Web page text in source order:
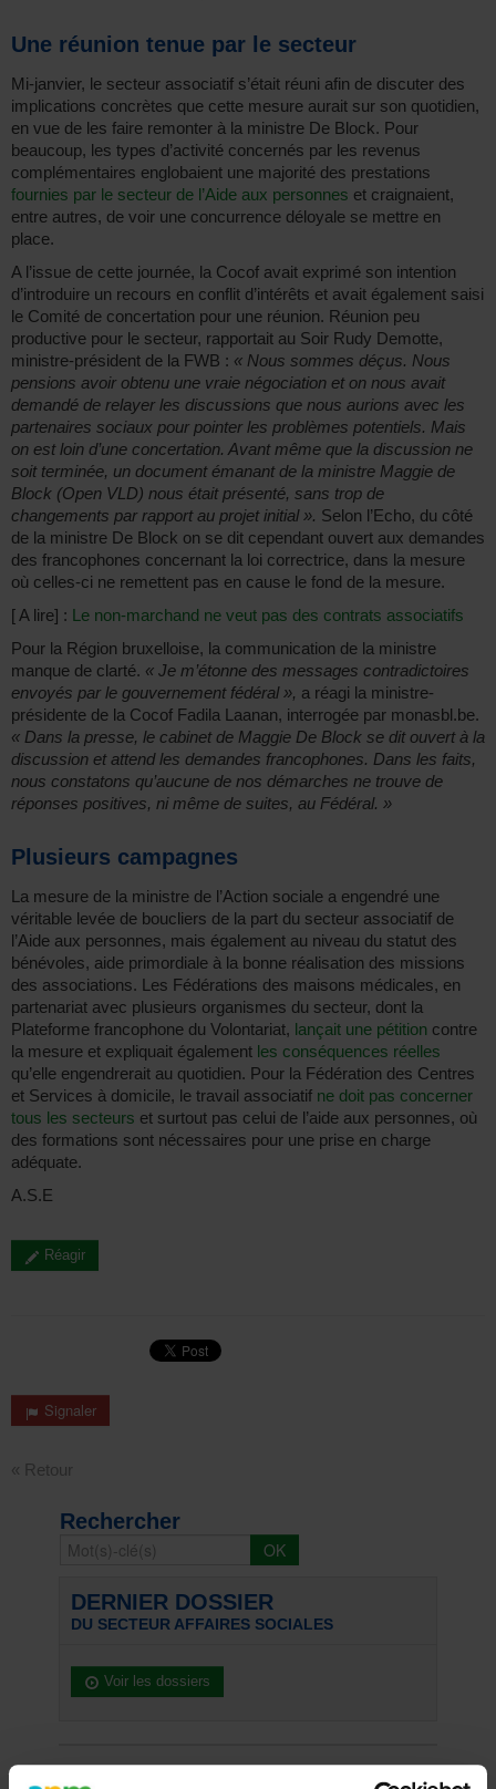
Une réunion tenue par le secteur
Mi-janvier, le secteur associatif s’était réuni afin de discuter des
implications concrètes que cette mesure aurait sur son quotidien,
en vue de les faire remonter à la ministre De Block. Pour
beaucoup, les types d’activité concernés par les revenus
complémentaires englobaient une majorité des prestations
fournies par le secteur de l’Aide aux personnes et craignaient,
entre autres, de voir une concurrence déloyale se mettre en
place.
A l’issue de cette journée, la Cocof avait exprimé son intention
d’introduire un recours en conflit d’intérêts et avait également saisi
le Comité de concertation pour une réunion. Réunion peu
productive pour le secteur, rapportait au Soir Rudy Demotte,
ministre-président de la FWB : « Nous sommes déçus. Nous
pensions avoir obtenu une vraie négociation et on nous avait
demandé de relayer les discussions que nous aurions avec les
partenaires sociaux pour pointer les problèmes potentiels. Mais
on est loin d’une concertation. Avant même que la discussion ne
soit terminée, un document émanant de la ministre Maggie de
Block (Open VLD) nous était présenté, sans trop de
changements par rapport au projet initial ». Selon l’Echo, du côté
de la ministre De Block on se dit cependant ouvert aux demandes
des francophones concernant la loi correctrice, dans la mesure
où celles-ci ne remettent pas en cause le fond de la mesure.
[ A lire] : Le non-marchand ne veut pas des contrats associatifs
Pour la Région bruxelloise, la communication de la ministre
manque de clarté. « Je m’étonne des messages contradictoires
envoyés par le gouvernement fédéral », a réagi la ministre-
présidente de la Cocof Fadila Laanan, interrogée par monasbl.be.
« Dans la presse, le cabinet de Maggie De Block se dit ouvert à la
discussion et attend les demandes francophones. Dans les faits,
nous constatons qu’aucune de nos démarches ne trouve de
réponses positives, ni même de suites, au Fédéral. »
Plusieurs campagnes
La mesure de la ministre de l’Action sociale a engendré une
véritable levée de boucliers de la part du secteur associatif de
l’Aide aux personnes, mais également au niveau du statut des
bénévoles, aide primordiale à la bonne réalisation des missions
des associations. Les Fédérations des maisons médicales, en
partenariat avec plusieurs organismes du secteur, dont la
Plateforme francophone du Volontariat, lançait une pétition contre
la mesure et expliquait également les conséquences réelles
qu’elle engendrerait au quotidien. Pour la Fédération des Centres
et Services à domicile, le travail associatif ne doit pas concerner
tous les secteurs et surtout pas celui de l’aide aux personnes, où
des formations sont nécessaires pour une prise en charge
adéquate.
A.S.E
Réagir
Signaler
« Retour
Rechercher
DERNIER DOSSIER
DU SECTEUR AFFAIRES SOCIALES
Voir les dossiers